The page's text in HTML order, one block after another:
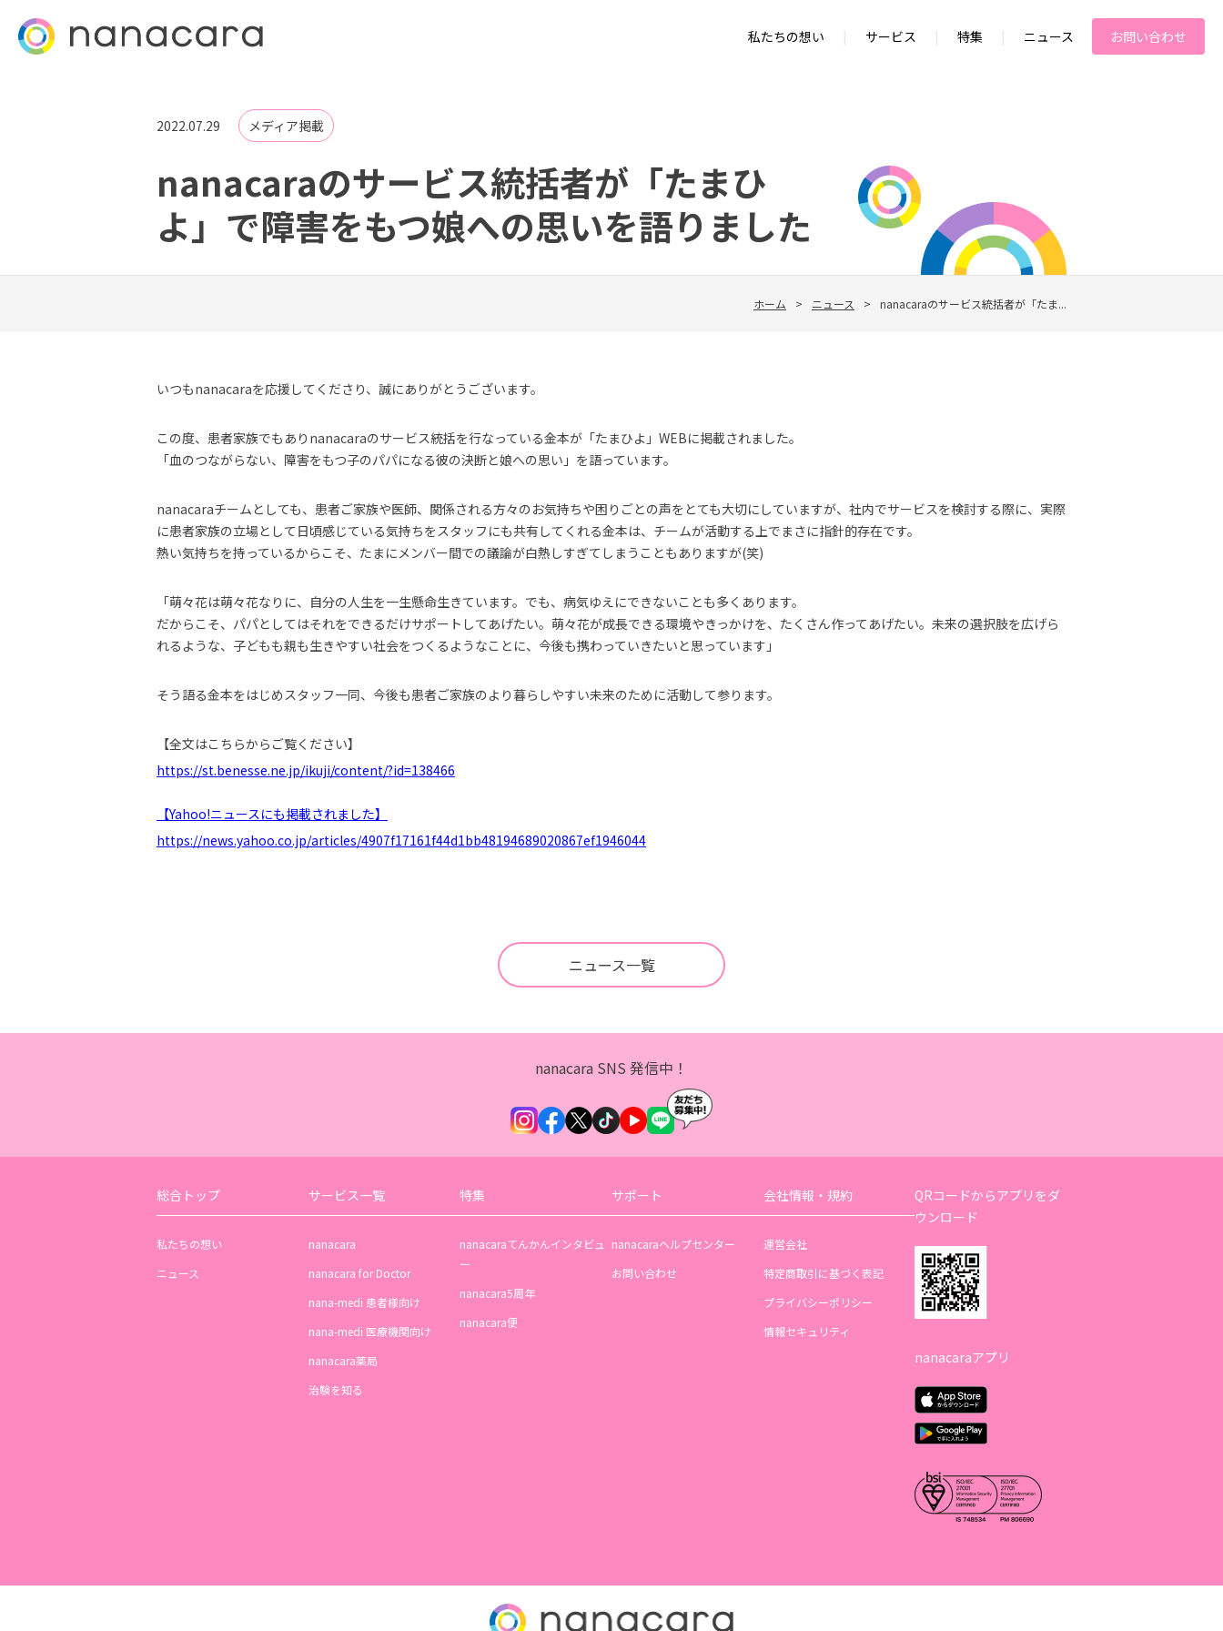
私たちの想い | サービス | 特集 | ニュース お問い合わせ
2022.07.29 メディア掲載
nanacaraのサービス統括者が「たまひ
よ」で障害をもつ娘への思いを語りました
ホーム > ニュース > nanacaraのサービス統括者が「たま...
いつもnanacaraを応援してくださり、誠にありがとうございます。
この度、患者家族でもありnanacaraのサービス統括を行なっている金本が「たまひよ」WEBに掲載されました。
「血のつながらない、障害をもつ子のパパになる彼の決断と娘への思い」を語っています。
nanacaraチームとしても、患者ご家族や医師、関係される方々のお気持ちや困りごとの声をとても大切にしていますが、社内でサービスを検討する際に、実際
に患者家族の立場として日頃感じている気持ちをスタッフにも共有してくれる金本は、チームが活動する上でまさに指針的存在です。
熱い気持ちを持っているからこそ、たまにメンバー間での議論が白熱しすぎてしまうこともありますが(笑)
「萌々花は萌々花なりに、自分の人生を一生懸命生きています。でも、病気ゆえにできないことも多くあります。
だからこそ、パパとしてはそれをできるだけサポートしてあげたい。萌々花が成長できる環境やきっかけを、たくさん作ってあげたい。未来の選択肢を広げら
れるような、子どもも親も生きやすい社会をつくるようなことに、今後も携わっていきたいと思っています」
そう語る金本をはじめスタッフ一同、今後も患者ご家族のより暮らしやすい未来のために活動して参ります。
【全文はこちらからご覧ください】
https://st.benesse.ne.jp/ikuji/content/?id=138466
【Yahoo!ニュースにも掲載されました】
https://news.yahoo.co.jp/articles/4907f17161f44d1bb48194689020867ef1946044
ニュース一覧
nanacara SNS 発信中！
総合トップ
私たちの想い
ニュース
サービス一覧
nanacara
nanacara for Doctor
nana-medi 患者様向け
nana-medi 医療機関向け
nanacara薬局
治験を知る
特集
nanacaraてんかんインタビュ
ー
nanacara5周年
nanacara便
サポート
nanacaraヘルプセンター
お問い合わせ
会社情報・規約
運営会社
特定商取引に基づく表記
プライバシーポリシー
情報セキュリティ
QRコードからアプリをダ
ウンロード
nanacaraアプリ